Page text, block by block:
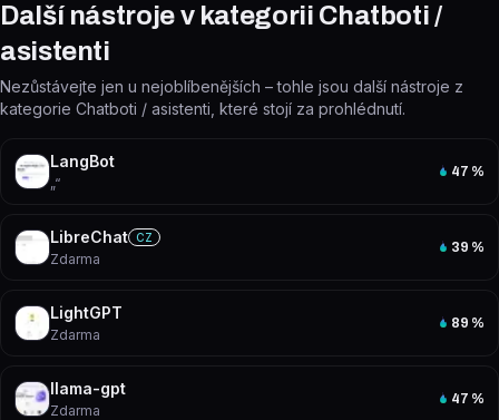
Další nástroje v kategorii Chatboti /
asistenti
Nezůstávejte jen u nejoblíbenějších – tohle jsou další nástroje z
kategorie Chatboti / asistenti, které stojí za prohlédnutí.
LangBot
„“
47 %
LibreChat CZ
Zdarma
39 %
LightGPT
Zdarma
89 %
llama-gpt
Zdarma
47 %